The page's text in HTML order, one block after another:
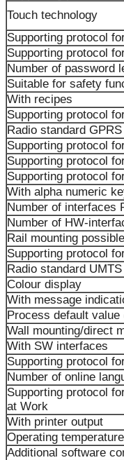
Touch technology
Supporting protocol
Supporting protocol
Number of password
Suitable for safety
With recipes
Supporting protocol
Radio standard GPRS
Supporting protocol
Supporting protocol
Supporting protocol
With alpha numeric
Number of interfaces
Number of HW-
Rail mounting possible
Supporting protocol
Radio standard UMTS
Colour display
With message
Process default
Wall mounting/direct
With SW interfaces
Supporting protocol
Number of online
Supporting protocol
at Work
With printer output
Operating temperature
Additional software